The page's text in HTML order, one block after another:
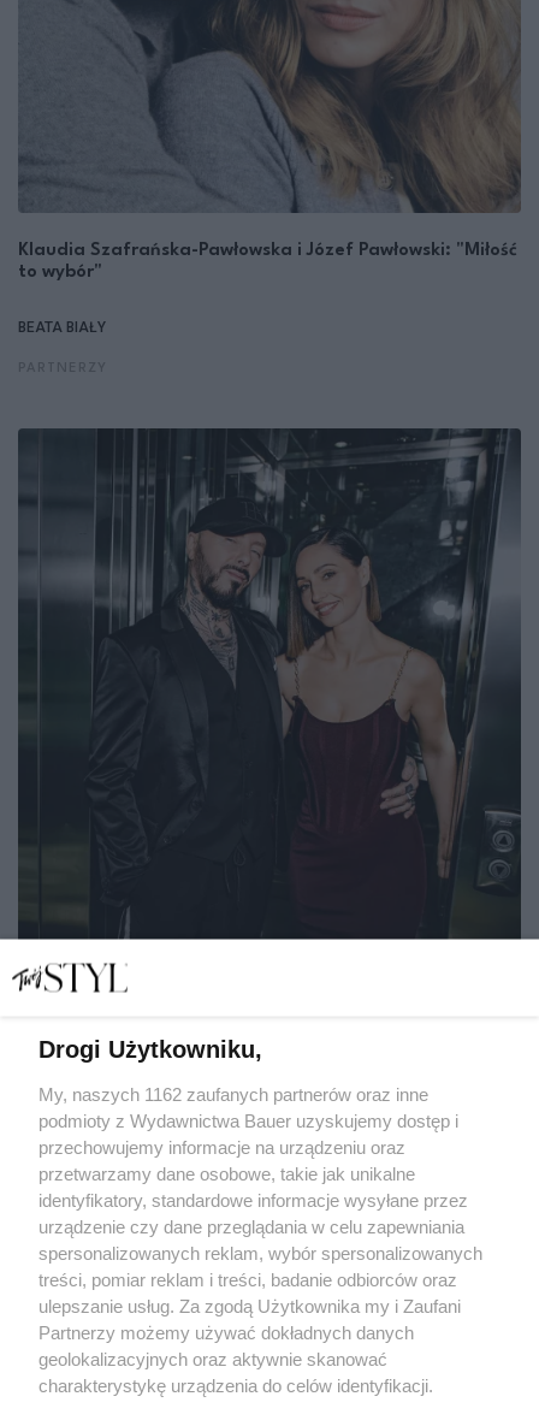
Klaudia Szafrańska-Pawłowska i Józef Pawłowski: "Miłość
to wybór"
BEATA BIAŁY
Ewa i Paweł Rurak-Sokal
MAGDALENA KUSZEWSKA
PARTNERZY
Drogi Użytkowniku,
My, naszych 1162 zaufanych partnerów oraz inne
podmioty z Wydawnictwa Bauer uzyskujemy dostęp i
przechowujemy informacje na urządzeniu oraz
przetwarzamy dane osobowe, takie jak unikalne
identyfikatory, standardowe informacje wysyłane przez
urządzenie czy dane przeglądania w celu zapewniania
spersonalizowanych reklam, wybór spersonalizowanych
treści, pomiar reklam i treści, badanie odbiorców oraz
ulepszanie usług. Za zgodą Użytkownika my i Zaufani
Partnerzy możemy używać dokładnych danych
geolokalizacyjnych oraz aktywnie skanować
charakterystykę urządzenia do celów identyfikacji.